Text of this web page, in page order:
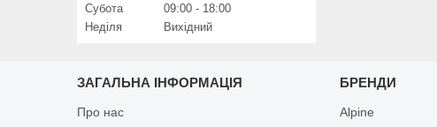
Субота
09:00
18:00
Неділя
Вихідний
ЗАГАЛЬНА ІНФОРМАЦІЯ
Про нас
БРЕНДИ
Alpine